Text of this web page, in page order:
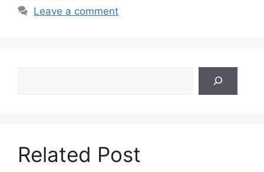
Leave a comment
Related Post